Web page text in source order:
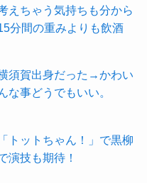
えちゃう気持ちも分から
分間の重みよりも飲酒
須賀出身だった→かわい
な事どうでもいい。
ットちゃん！」で黒柳
技も期待！